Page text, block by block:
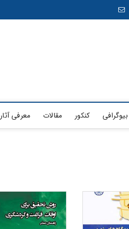
بیوگرافی کنکور مقالات معرفی آثار